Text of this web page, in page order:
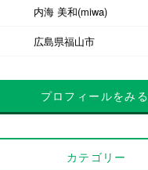
内海 美和(miwa)
広島県福山市
プロフィールをみる
カテゴリー